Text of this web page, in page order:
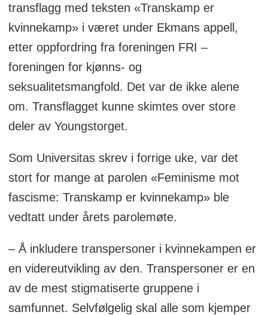
transflagg med teksten «Transkamp er
kvinnekamp» i været under Ekmans appell,
etter oppfordring fra foreningen FRI –
foreningen for kjønns- og
seksualitetsmangfold. Det var de ikke alene
om. Transflagget kunne skimtes over store
deler av Youngstorget.
Som Universitas skrev i forrige uke, var det
stort for mange at parolen «Feminisme mot
fascisme: Transkamp er kvinnekamp» ble
vedtatt under årets parolemøte.
– Å inkludere transpersoner i kvinnekampen er
en videreutvikling av den. Transpersoner er en
av de mest stigmatiserte gruppene i
samfunnet. Selvfølgelig skal alle som kjemper